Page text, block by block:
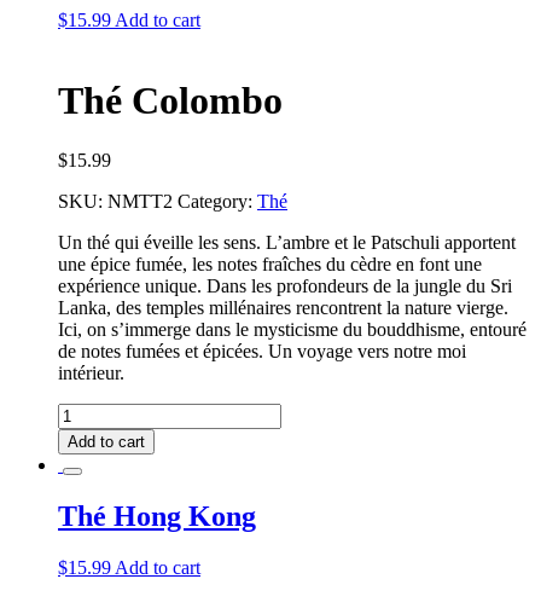
$15.99 Add to cart
Thé Colombo
$15.99
SKU: NMTT2 Category: Thé
Un thé qui éveille les sens. L’ambre et le Patschuli apportent
une épice fumée, les notes fraîches du cèdre en font une
expérience unique. Dans les profondeurs de la jungle du Sri
Lanka, des temples millénaires rencontrent la nature vierge.
Ici, on s’immerge dans le mysticisme du bouddhisme, entouré
de notes fumées et épicées. Un voyage vers notre moi
intérieur.
Thé
Colombo
quantity
Add to cart
Thé Hong Kong
$15.99 Add to cart